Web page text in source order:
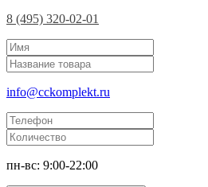
8 (495) 320-02-01
info@cckomplekt.ru
пн-вс: 9:00-22:00